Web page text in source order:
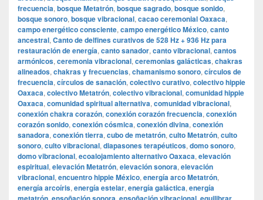
frecuencia, bosque Metatrón, bosque sagrado, bosque sonido,
bosque sonoro, bosque vibracional, cacao ceremonial Oaxaca,
campo energético consciente, campo energético México, canto
ancestral, Canto de delfines curativos de 528 Hz + 936 Hz para
restauración de energía, canto sanador, canto vibracional, cantos
armónicos, ceremonia vibracional, ceremonias galácticas, chakras
alineados, chakras y frecuencias, chamanismo sonoro, círculos de
frecuencia, círculos de sanación, colectivo curativo, colectivo hippie
Oaxaca, colectivo Metatrón, colectivo vibracional, comunidad hippie
Oaxaca, comunidad spiritual alternativa, comunidad vibracional,
conexión chakra corazón, conexión corazón frecuencia, conexión
corazón sonido, conexión cósmica, conexión divina, conexión
sanadora, conexión tierra, cubo de metatrón, culto Metatrón, culto
sonoro, culto vibracional, diapasones terapéuticos, domo sonoro,
domo vibracional, ecoalojamiento alternativo Oaxaca, elevación
espiritual, elevación Metatrón, elevación sonora, elevación
vibracional, encuentro hippie México, energía arco Metatrón,
energía arcoíris, energía estelar, energía galáctica, energía